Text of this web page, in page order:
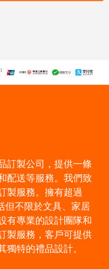
訂製公司，提供一條
配送等服務。我們致
製服務。擁有超過
但不限於文具、家居
有專業的設計團隊和
製服務，客戶可提供
特的禮品設計。